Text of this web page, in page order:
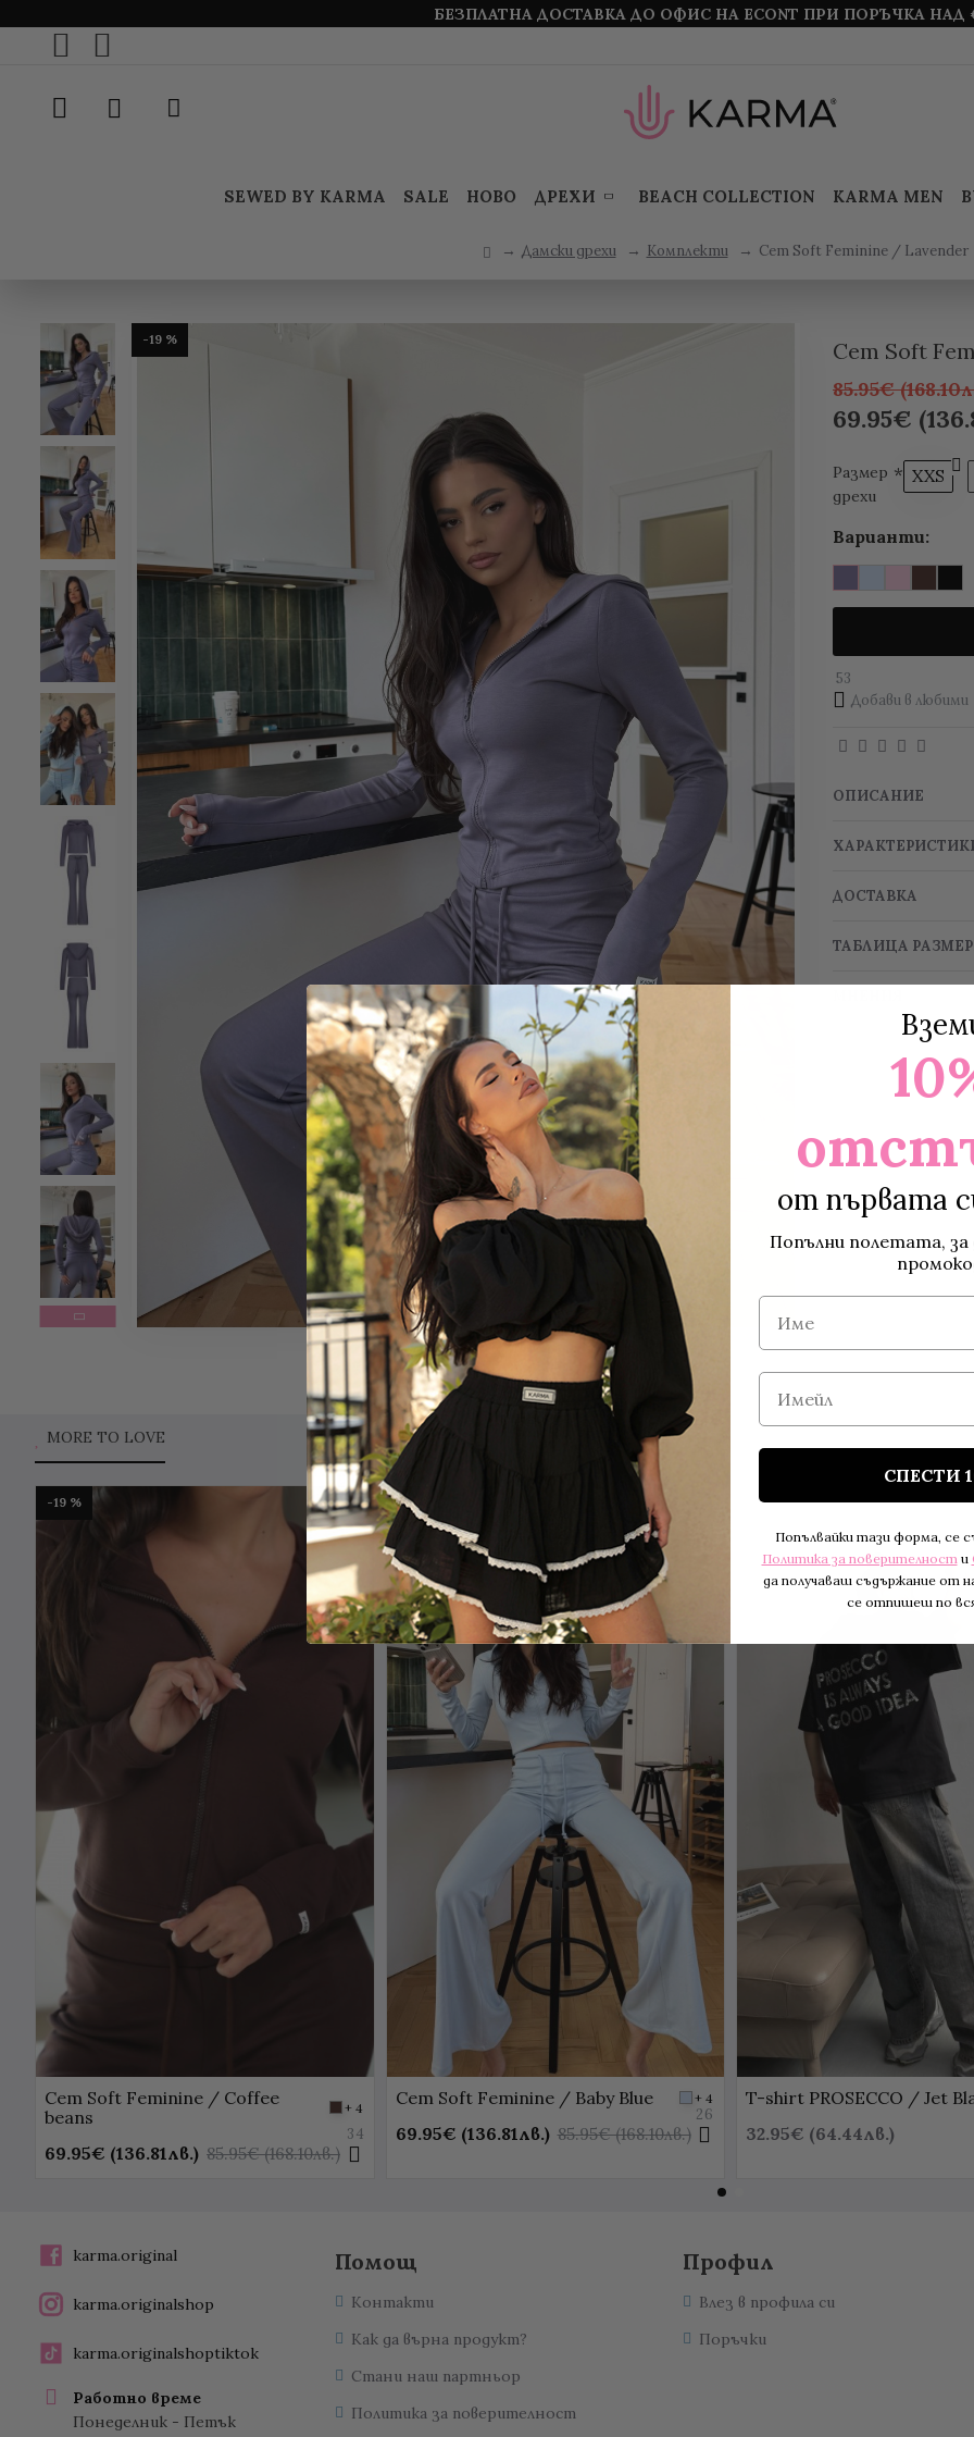
БЕЗПЛАТНА ДОСТАВКА ДО ОФИС НА ECONT ПРИ ПОРЪЧКА НАД
SEWED BY KARMA SALE НОВО ДРЕХИ BEACH COLLECTION KARMA MEN
Дамски дрехи Комплекти Сет Soft Feminine / Lavender
-19 % Сет Soft
69.95€
85.95€
Размер
дрехи
XXS
Варианти:
53
Добави в любими
ОПИСАНИЕ
ДОСТАВКА
ТАБЛИЦА
MORE TO LOVE
-19 %
Сет Soft Feminine / Coffee
beans
+ 4
69.95€ (136.81лв.) 85.95€ (168.10лв.)
34
BESTSELLER
-19 %
Сет Soft Feminine / Baby Blue + 4
69.95€ (136.81лв.) 85.95€ (168.10лв.)
26
T-shirt PROSECCO / Jet
32.95€ (64.44лв.)
karma.original
karma.originalshop
karma.originalshoptiktok
Работно време
Понеделник - Петък
Помощ
Контакти
Как да върна продукт?
Стани наш партньор
Политика за поверителност
Профил
Влез в профила си
Поръчки
от първата
Попълни полетата, за
Име
Имейл
СПЕСТИ
Попълвайки тази форма, се
Политика за поверителност и
да получаваш съдържание от
се отпишеш по